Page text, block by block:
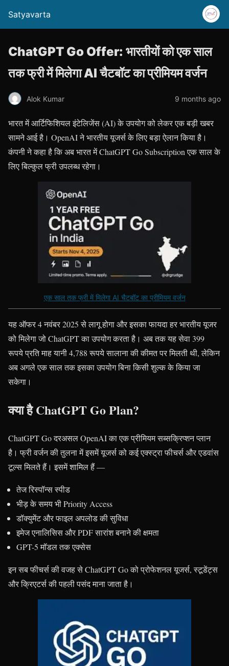
Satyavarta
ChatGPT Go Offer: भारतीयों को एक साल
तक फ्री में मिलेगा AI चैटबॉट का प्रीमियम वर्जन
Alok Kumar 9 months ago
भारत में आर्टिफिशियल इंटेलिजेंस (AI) के उपयोग को लेकर एक बड़ी खबर
सामने आई है। OpenAI ने भारतीय यूजर्स के लिए बड़ा ऐलान किया है।
कंपनी ने कहा है कि अब भारत में ChatGPT Go Subscription एक साल के
लिए बिल्कुल फ्री उपलब्ध रहेगा।
एक साल तक फ्री में मिलेगा AI चैटबॉट का प्रीमियम वर्जन
यह ऑफर 4 नवंबर 2025 से लागू होगा और इसका फायदा हर भारतीय यूजर
को मिलेगा जो ChatGPT का उपयोग करता है। अब तक यह सेवा 399
रूपये प्रति माह यानी 4,788 रूपये सालाना की कीमत पर मिलती थी, लेकिन
अब अगले एक साल तक इसका उपयोग बिना किसी शुल्क के किया जा
सकेगा।
क्या है ChatGPT Go Plan?
ChatGPT Go दरअसल OpenAI का एक प्रीमियम सब्सक्रिप्शन प्लान
है। फ्री वर्जन की तुलना में इसमें यूजर्स को कई एक्स्ट्रा फीचर्स और एडवांस
टूल्स मिलते हैं। इसमें शामिल हैं —
तेज रिस्पॉन्स स्पीड
भीड़ के समय भी Priority Access
डॉक्युमेंट और फाइल अपलोड की सुविधा
इमेज एनालिसिस और PDF सारांश बनाने की क्षमता
GPT-5 मॉडल तक एक्सेस
इन सब फीचर्स की वजह से ChatGPT Go को प्रोफेशनल यूजर्स, स्टूडेंट्स
और क्रिएटर्स की पहली पसंद माना जाता है।